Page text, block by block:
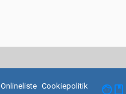
Onlineliste Cookiepolitik
facebook